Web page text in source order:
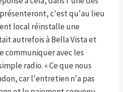
c'est qu'au lieu
local réinstalle une
autrefois à Bella Vista et
avec les
radio. « Ce que nous
car l'entretien n'a pas